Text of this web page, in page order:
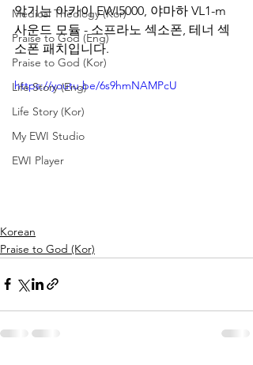
Medical Theology (Kor)
Praise to God (Eng)
Praise to God (Kor)
Life Story (Eng)
Life Story (Kor)
My EWI Studio
EWI Player
악기는 아카이 EWI5000, 야마하 VL1-m
사운드 모듈 - 소프라노 섹소폰, 테너 섹
소폰 패치입니다.
https://youtu.be/6s9hmNAMPcU
Korean
Praise to God (Kor)